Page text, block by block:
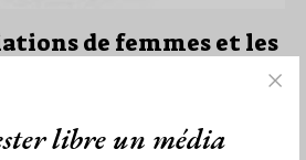
de femmes et les
se poursuivent à
libre un média